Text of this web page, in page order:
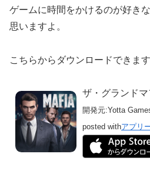
ゲームに時間をかけるのが好き
思いますよ。
こちらからダウンロードできま
ザ・グランドマ
開発元:Yotta
posted withアプリ